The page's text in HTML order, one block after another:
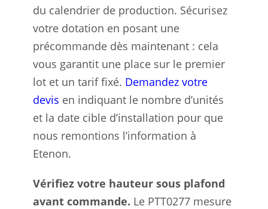
du calendrier de production. Sécurisez
votre dotation en posant une
précommande dès maintenant : cela
vous garantit une place sur le premier
lot et un tarif fixé. Demandez votre
devis en indiquant le nombre d’unités
et la date cible d’installation pour que
nous remontions l’information à
Etenon.
Vérifiez votre hauteur sous plafond
avant commande. Le PTT0277 mesure